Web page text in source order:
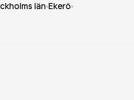
län Ekerö